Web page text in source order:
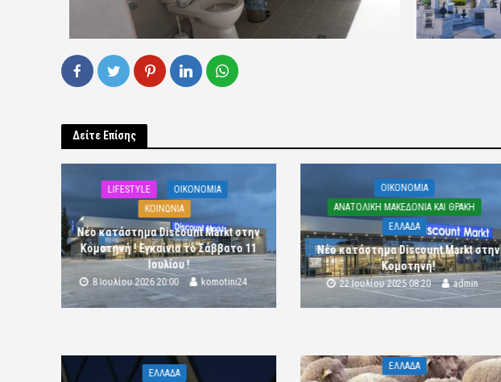
Δείτε Επίσης
LIFESTYLE
OIKONOMIA
ΚΟΙΝΩΝΙΑ
Νέο κατάστημα Discount Markt στην
Κομοτηνή ! Εγκαίνια το Σάββατο 11
Ιουλίου !
8 Ιουλίου 2026 20:00 komotini24
OIKONOMIA
ΑΝΑΤΟΛΙΚΗ ΜΑΚΕΔΟΝΙΑ ΚΑΙ ΘΡΑΚΗ
ΕΛΛΑΔΑ
Νέο κατάστημα Discount Markt στην
Κομοτηνή!
22 Ιουλίου 2025 08:20 admin
ΕΛΛΑΔΑ
ΕΛΛΑΔΑ